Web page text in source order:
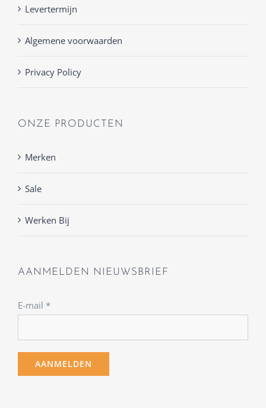
Levertermijn
Algemene voorwaarden
Privacy Policy
ONZE PRODUCTEN
Merken
Sale
Werken Bij
AANMELDEN NIEUWSBRIEF
E-mail *